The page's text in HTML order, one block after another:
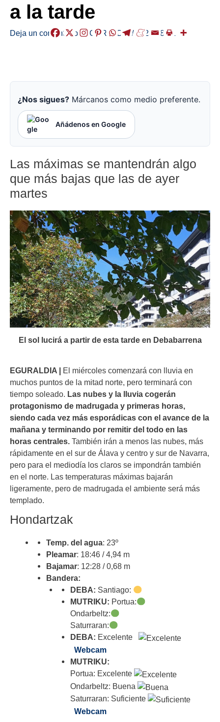
a la tarde
Deja un comentario /EGURALDIA/ 2024-08-21
¿Nos sigues? Márcanos como medio preferente.
Añádenos en Google
Las máximas se mantendrán algo
que más bajas que las de ayer
martes
El sol lucirá a partir de esta tarde en Debabarrena
EGURALDIA |
El miércoles comenzará con lluvia en
muchos puntos de la mitad norte, pero terminará con
tiempo soleado. Las nubes y la lluvia cogerán
protagonismo de madrugada y primeras horas,
siendo cada vez más esporádicas con el avance de la
mañana y terminando por remitir del todo en las
horas centrales. También irán a menos las nubes, más
rápidamente en el sur de Álava y centro y sur de Navarra,
pero para el mediodía los claros se impondrán también
en el norte. Las temperaturas máximas bajarán
ligeramente, pero de madrugada el ambiente será más
templado.
Hondartzak
Temp. del agua: 23º
Pleamar: 18:46 / 4,94 m
Bajamar: 12:28 / 0,68 m
Bandera:
DEBA: Santiago:
MUTRIKU: Portua:
Ondarbeltz:
Saturraran:
DEBA: Excelente
Webcam
MUTRIKU:
Portua: Excelente
Ondarbeltz: Buena
Saturraran: Suficiente
Webcam